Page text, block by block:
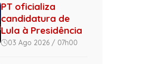
PT oficializa
candidatura de
Lula à Presidência
03 Ago 2026 / 07h00